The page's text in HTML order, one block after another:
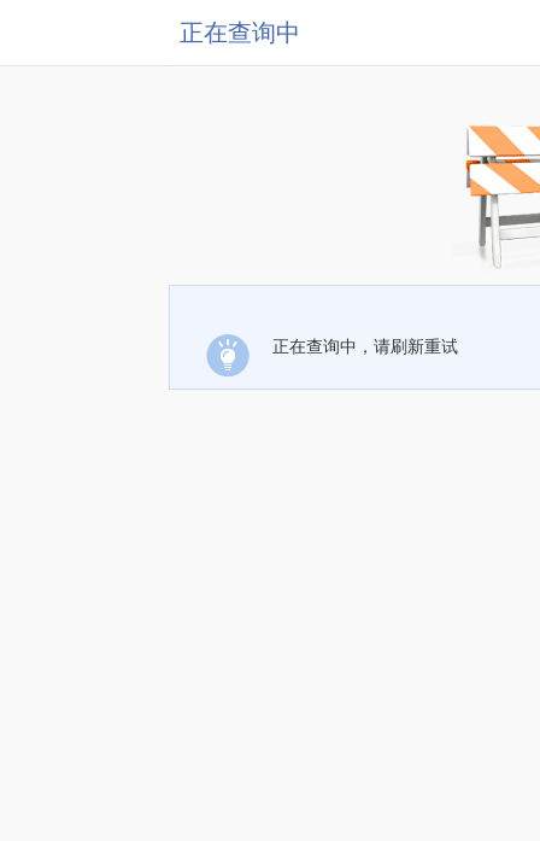
正在查询中
正在查询中，请刷新重试